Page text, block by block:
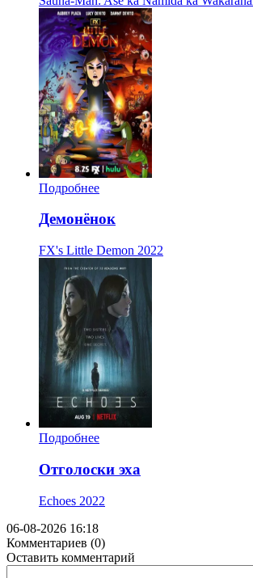
Подробнее
Демонёнок
FX's Little Demon 2022
Подробнее
Отголоски эха
Echoes 2022
06-08-2026 16:18
Комментариев (0)
Оставить комментарий